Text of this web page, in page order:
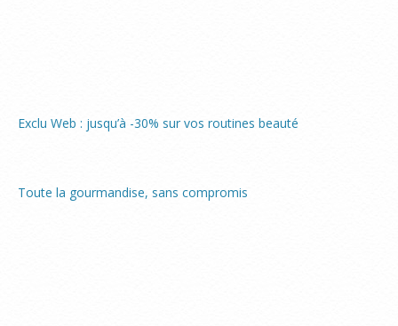
Exclu Web : jusqu’à -30% sur vos routines beauté
Toute la gourmandise, sans compromis